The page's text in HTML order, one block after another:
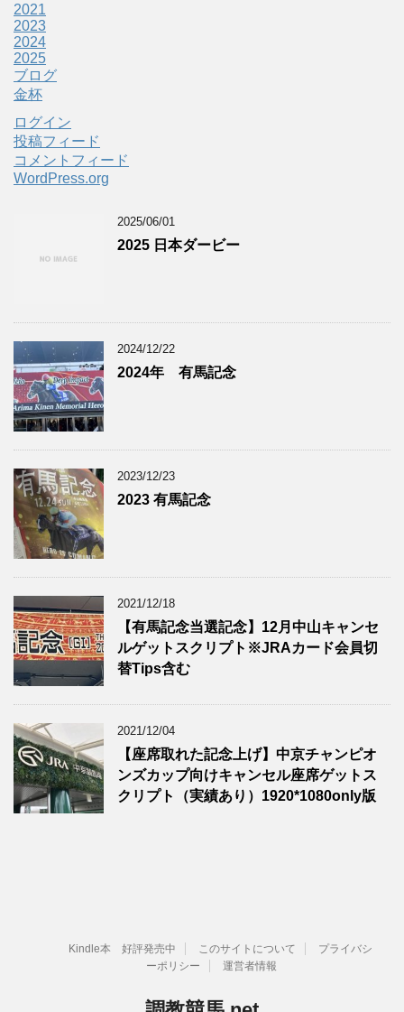
2021
2023
2024
2025
ブログ
金杯
ログイン
投稿フィード
コメントフィード
WordPress.org
2025/06/01
2025 日本ダービー
2024/12/22
2024年 有馬記念
2023/12/23
2023 有馬記念
2021/12/18
【有馬記念当選記念】12月中山キャンセ
ルゲットスクリプト※JRAカード会員切
替Tips含む
2021/12/04
【座席取れた記念上げ】中京チャンピオ
ンズカップ向けキャンセル座席ゲットス
クリプト（実績あり）1920*1080only版
Kindle本 好評発売中 このサイトについて
プライバシ
ーポリシー
運営者情報